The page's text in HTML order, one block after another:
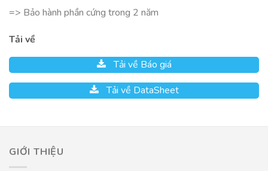
=> Bảo hành phần cứng trong 2 năm
Tải về
Tải về Báo giá
Tải về DataSheet
GIỚI THIỆU